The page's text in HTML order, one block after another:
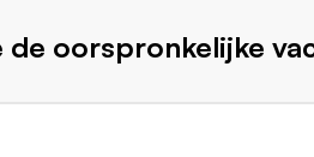
de oorspronkelijke